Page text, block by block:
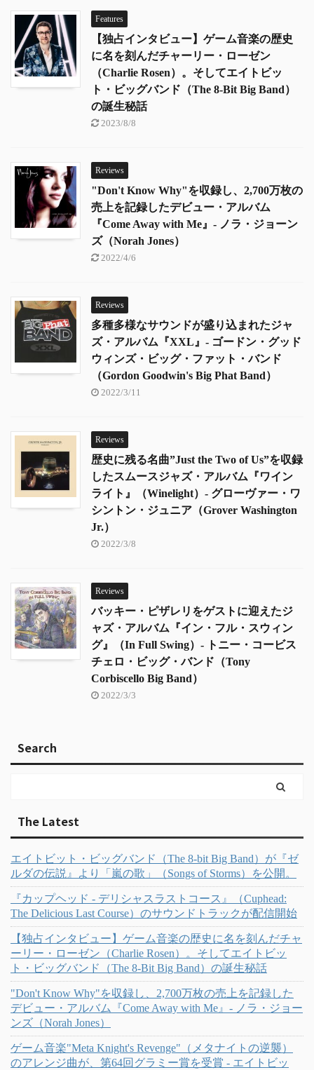
Features
【独占インタビュー】ゲーム音楽の歴史
に名を刻んだチャーリー・ローゼン
（Charlie Rosen）。そしてエイトビッ
ト・ビッグバンド（The 8-Bit Big Band）
の誕生秘話
2023/8/8
Reviews
"Don't Know Why"を収録し、2,700万枚の
売上を記録したデビュー・アルバム
『Come Away with Me』- ノラ・ジョーン
ズ（Norah Jones）
2022/4/6
Reviews
多種多様なサウンドが盛り込まれたジャ
ズ・アルバム『XXL』- ゴードン・グッド
ウィンズ・ビッグ・ファット・バンド
（Gordon Goodwin's Big Phat Band）
2022/3/11
Reviews
歴史に残る名曲”Just the Two of Us”を収録
したスムースジャズ・アルバム『ワイン
ライト』（Winelight）- グローヴァー・ワ
シントン・ジュニア（Grover Washington
Jr.）
2022/3/8
Reviews
バッキー・ピザレリをゲストに迎えたジ
ャズ・アルバム『イン・フル・スウィン
グ』（In Full Swing）- トニー・コービス
チェロ・ビッグ・バンド（Tony
Corbiscello Big Band）
2022/3/3
Search
The Latest
エイトビット・ビッグバンド（The 8-bit Big Band）が『ゼ
ルダの伝説』より「嵐の歌」（Songs of Storms）を公開。
『カップヘッド - デリシャスラストコース』（Cuphead:
The Delicious Last Course）のサウンドトラックが配信開始
【独占インタビュー】ゲーム音楽の歴史に名を刻んだチャ
ーリー・ローゼン（Charlie Rosen）。そしてエイトビッ
ト・ビッグバンド（The 8-Bit Big Band）の誕生秘話
"Don't Know Why"を収録し、2,700万枚の売上を記録した
デビュー・アルバム『Come Away with Me』- ノラ・ジョー
ンズ（Norah Jones）
ゲーム音楽"Meta Knight's Revenge"（メタナイトの逆襲）
のアレンジ曲が、第64回グラミー賞を受賞 - エイトビッ